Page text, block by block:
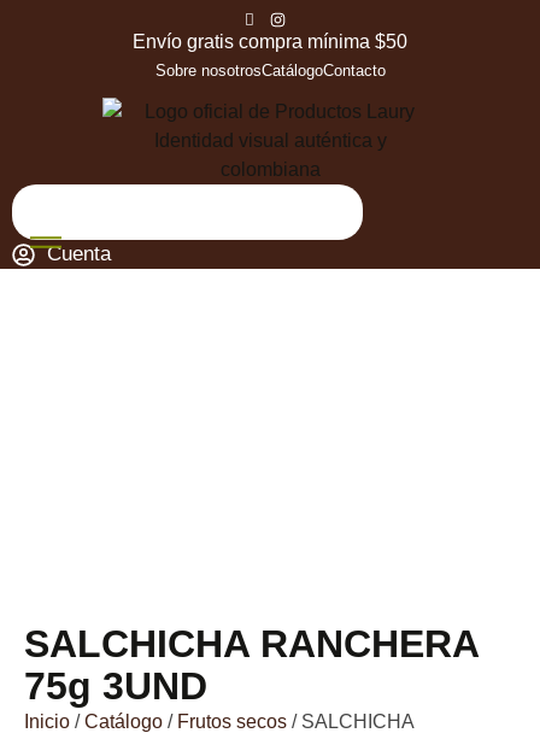
Envío gratis compra mínima $50
Sobre nosotrosCatálogoContacto
Cuenta
SALCHICHA RANCHERA
75g 3UND
Inicio /Catálogo / Frutos secos / SALCHICHA